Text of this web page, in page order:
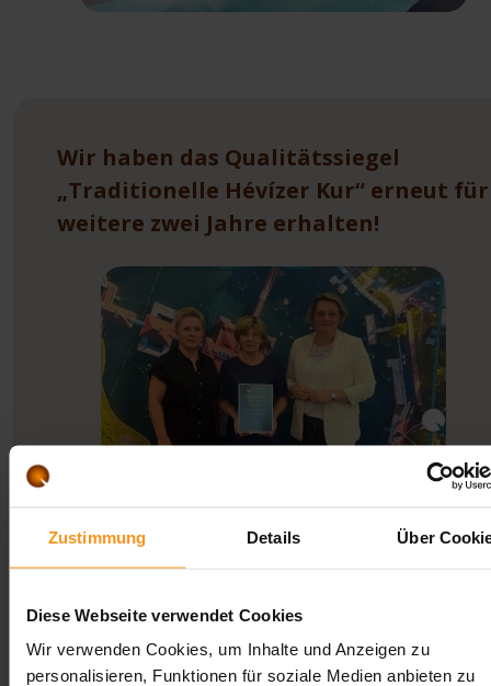
Zustimmung Details Über
Diese Webseite verwendet Cookies
Wir verwenden Cookies, um Inhalte und Anzeigen zu
personalisieren, Funktionen für soziale Medien anbieten zu
Wir haben das Qualitätssiegel
„Traditionelle Hévízer Kur“ erneut für
weitere zwei Jahre erhalten!
erneut mit dem Qualitätssiegel „Traditionelle...
Weiterlesen